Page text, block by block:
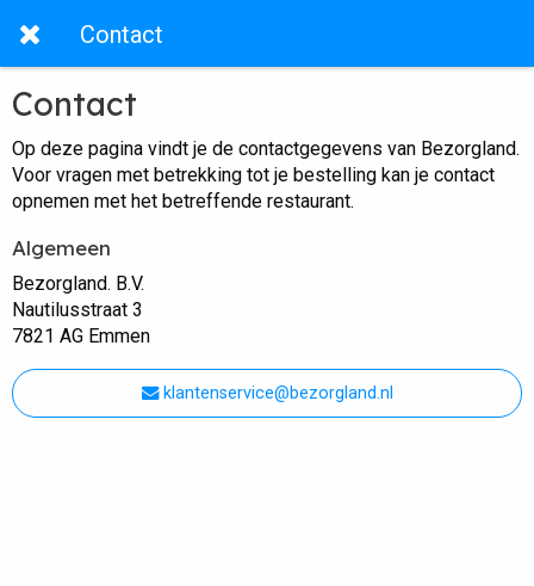
Contact
Contact
Op deze pagina vindt je de contactgegevens van Bezorgland.
Voor vragen met betrekking tot je bestelling kan je contact
opnemen met het betreffende restaurant.
Algemeen
Bezorgland. B.V.
Nautilusstraat 3
7821 AG Emmen
klantenservice@bezorgland.nl